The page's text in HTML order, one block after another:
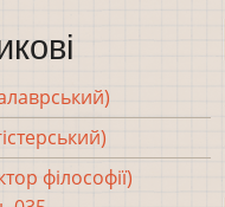
філософії)